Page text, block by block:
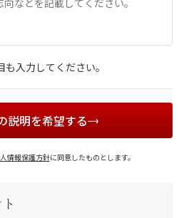
入力してください。
説明を希望する
情報保護方針に同意したものとします。